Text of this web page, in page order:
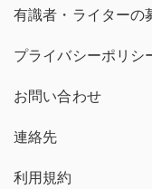
有識者・ライターの
プライバシーポリシ
お問い合わせ
連絡先
利用規約